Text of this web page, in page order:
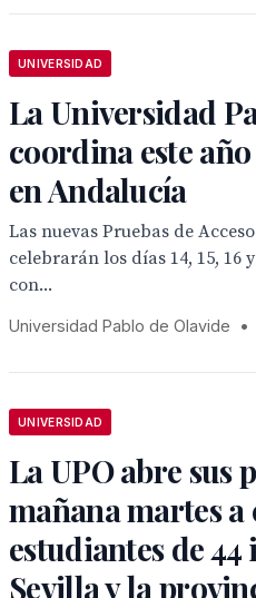
UNIVERSIDAD
La Universidad
coordina este
en Andalucía
Las nuevas Pruebas de
celebrarán los días 14, 15, 16
con...
Universidad Pablo de Olavide •
UNIVERSIDAD
La UPO abre sus
mañana martes
estudiantes de
Sevilla y la